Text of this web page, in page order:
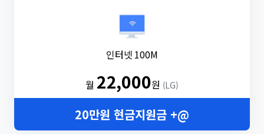
인터넷 100M
월 22,000원 (LG)
20만원 현금지원금 +@